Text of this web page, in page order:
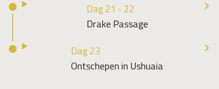
Dag 21 - 22
Drake Passage
Dag 23
Ontschepen in Ushuaia